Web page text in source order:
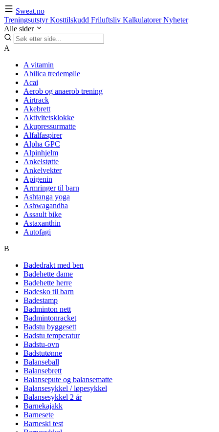
Sweat.no
TreningsutstyrKosttilskudd Friluftsliv KalkulatorerNyheter
Alle sider
A
A vitamin
Abilica tredemølle
Acai
Aerob og anaerob trening
Airtrack
Akebrett
Aktivitetsklokke
Akupressurmatte
Alfalfaspirer
Alpha GPC
Alpinhjelm
Ankelstøtte
Ankelvekter
Apigenin
Armringer til barn
Ashtanga yoga
Ashwagandha
Assault bike
Astaxanthin
Autofagi
B
Badedrakt med ben
Badehette dame
Badehette herre
Badesko til barn
Badestamp
Badminton nett
Badmintonracket
Badstu byggesett
Badstu temperatur
Badstu-ovn
Badstutønne
Balanseball
Balansebrett
Balansepute og balansematte
Balansesykkel / løpesykkel
Balansesykkel 2 år
Barnekajakk
Barnesete
Barneski test